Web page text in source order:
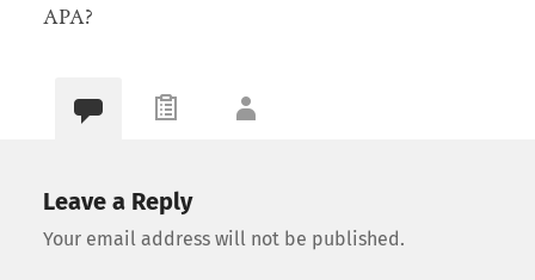
APA?
Leave a Reply
Your email address will not be published.